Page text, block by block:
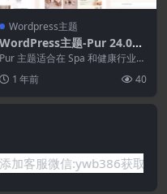
Wordpress主题
WordPress主题-Pur 24.0–S
pa WordPress主题
Pur 主题适合在 Spa 和健康行业运
营的任何企业，包括水疗度假村、
瑜伽中心、...
1 年前 40
服微信:ywb386获取帮助！